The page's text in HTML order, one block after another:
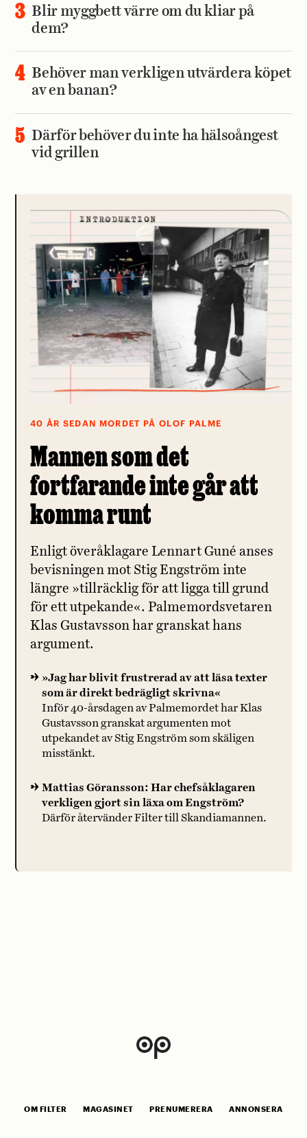
Blir myggbett värre om du kliar på
dem?
Behöver man verkligen utvärdera köpet
av en banan?
Därför behöver du inte ha hälsoångest
vid grillen
40 ÅR SEDAN MORDET PÅ OLOF PALME
Mannen som det
fortfarande inte går att
komma runt
Enligt överåklagare Lennart Guné anses
bevisningen mot Stig Engström inte
längre »tillräcklig för att ligga till grund
för ett utpekande«. Palmemordsvetaren
Klas Gustavsson har granskat hans
argument.
»Jag har blivit frustrerad av att läsa texter
som är direkt bedrägligt skrivna«
Inför 40-årsdagen av Palmemordet har Klas
Gustavsson granskat argumenten mot
utpekandet av Stig Engström som skäligen
misstänkt.
Mattias Göransson: Har chefsåklagaren
verkligen gjort sin läxa om Engström?
Därför återvänder Filter till Skandiamannen.
OM FILTER MAGASINET PRENUMERERA ANNONSERA